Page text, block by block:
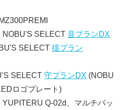
NOBU'S SELECT 音プランDX
SELECT 揺プラン
SELECT 守プランDX (NOBU
ロゴプレート)
YUPITERU Q-02d、マルチバッ